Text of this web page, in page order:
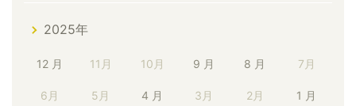
2025年
12 月 11月 10月 9 月 8 月 7月
6月 5月 4 月 3月 2月 1 月